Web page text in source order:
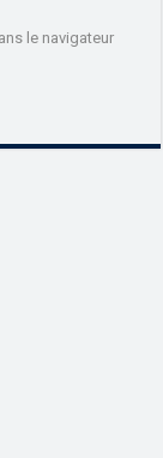
le navigateur